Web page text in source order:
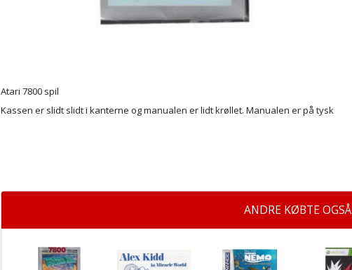
Atari 7800 spil
Kassen er slidt slidt i kanterne og manualen er lidt krøllet. Manualen er på tysk
ANDRE KØBTE OGSÅ